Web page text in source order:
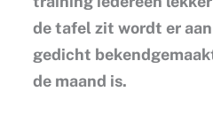
de tafel zit wordt er
gedicht
de maand is.